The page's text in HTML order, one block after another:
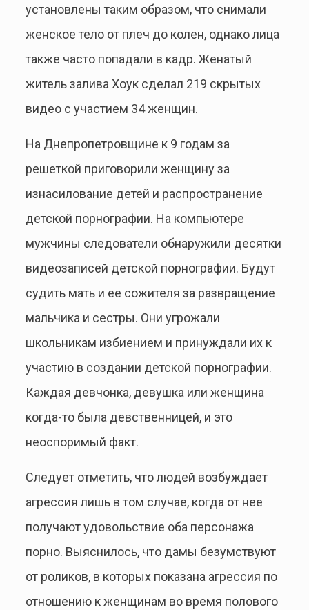
установлены таким образом, что снимали
женское тело от плеч до колен, однако лица
также часто попадали в кадр. Женатый
житель залива Хоук сделал 219 скрытых
видео с участием 34 женщин.
На Днепропетровщине к 9 годам за
решеткой приговорили женщину за
изнасилование детей и распространение
детской порнографии. На компьютере
мужчины следователи обнаружили десятки
видеозаписей детской порнографии. Будут
судить мать и ее сожителя за развращение
мальчика и сестры. Они угрожали
школьникам избиением и принуждали их к
участию в создании детской порнографии.
Каждая девчонка, девушка или женщина
когда-то была девственницей, и это
неоспоримый факт.
Следует отметить, что людей возбуждает
агрессия лишь в том случае, когда от нее
получают удовольствие оба персонажа
порно. Выяснилось, что дамы безумствуют
от роликов, в которых показана агрессия по
отношению к женщинам во время полового